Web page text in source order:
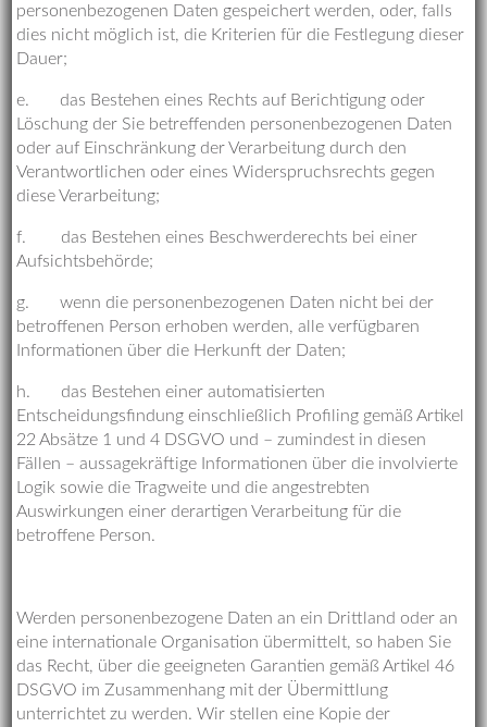
personenbezogenen Daten gespeichert werden, oder, falls
dies nicht möglich ist, die Kriterien für die Festlegung dieser
Dauer;
e. das Bestehen eines Rechts auf Berichtigung oder
Löschung der Sie betreffenden personenbezogenen Daten
oder auf Einschränkung der Verarbeitung durch den
Verantwortlichen oder eines Widerspruchsrechts gegen
diese Verarbeitung;
f. das Bestehen eines Beschwerderechts bei einer
Aufsichtsbehörde;
g. wenn die personenbezogenen Daten nicht bei der
betroffenen Person erhoben werden, alle verfügbaren
Informationen über die Herkunft der Daten;
h. das Bestehen einer automatisierten
Entscheidungsfindung einschließlich Profiling gemäß Artikel
22 Absätze 1 und 4 DSGVO und – zumindest in diesen
Fällen – aussagekräftige Informationen über die involvierte
Logik sowie die Tragweite und die angestrebten
Auswirkungen einer derartigen Verarbeitung für die
betroffene Person.
Werden personenbezogene Daten an ein Drittland oder an
eine internationale Organisation übermittelt, so haben Sie
das Recht, über die geeigneten Garantien gemäß Artikel 46
DSGVO im Zusammenhang mit der Übermittlung
unterrichtet zu werden. Wir stellen eine Kopie der